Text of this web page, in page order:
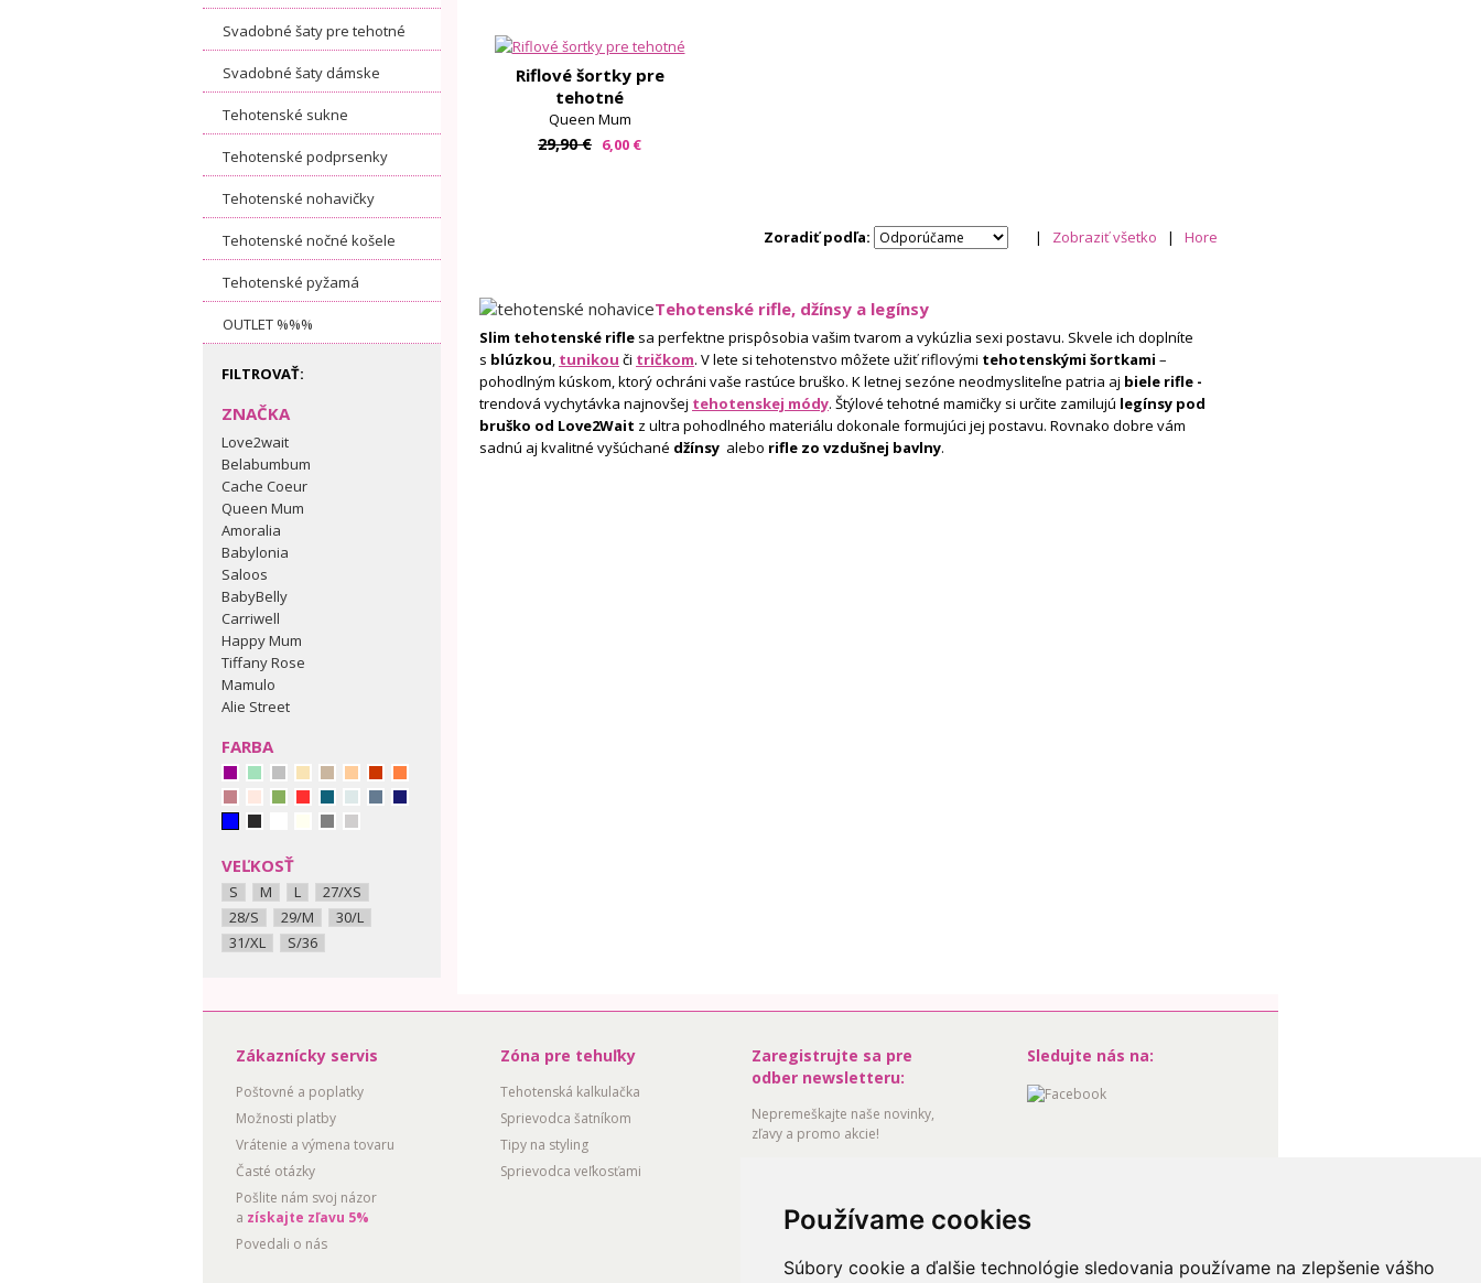
Používame cookies
Súbory cookie a ďalšie technológie sledovania používame na zlepšenie vášho
Svadobné šaty pre tehotné
Svadobné šaty dámske
Tehotenské sukne
Tehotenské podprsenky
Tehotenské nohavičky
Tehotenské nočné košele
Tehotenské pyžamá
OUTLET %%%
FILTROVAŤ:
ZNAČKA
Love2wait
Belabumbum
Cache Coeur
Queen Mum
Amoralia
Babylonia
Saloos
BabyBelly
Carriwell
Happy Mum
Tiffany Rose
Mamulo
Alie Street
FARBA
VEĽKOSŤ
S M L
27/XS
28/S
29/M
30/L
31/XL
S/36
Riflové šortky pre
tehotné
Queen Mum
29,90 € 6,00 €
Zoradiť podľa: | Zobraziť všetko | Hore
Tehotenské rifle, džínsy a legínsy
Slim tehotenské rifle sa perfektne prispôsobia vašim tvarom a vykúzlia sexi postavu. Skvele ich doplníte
s blúzkou, tunikou či tričkom. V lete si tehotenstvo môžete užiť riflovými tehotenskými šortkami –
pohodlným kúskom, ktorý ochráni vaše rastúce bruško. K letnej sezóne neodmysliteľne patria aj biele rifle -
trendová vychytávka najnovšej tehotenskej módy. Štýlové tehotné mamičky si určite zamilujú legínsy pod
bruško od Love2Wait z ultra pohodlného materiálu dokonale formujúci jej postavu. Rovnako dobre vám
sadnú aj kvalitné vyšúchané džínsy alebo rifle zo vzdušnej bavlny.
Zákaznícky servis
Poštovné a poplatky
Možnosti platby
Vrátenie a výmena tovaru
Časté otázky
Pošlite nám svoj názor
a získajte zľavu 5%
Povedali o nás
Zóna pre tehuľky
Tehotenská kalkulačka
Sprievodca šatníkom
Tipy na styling
Sprievodca veľkosťami
Zaregistrujte sa pre
odber newsletteru:
Nepremeškajte naše novinky,
zľavy a promo akcie!
Vyjadrujem svoj dobrovoľný súhlas so
spracovaním svojich osobných údajov za
práva na odvolanie súhlasu
Sledujte nás na: